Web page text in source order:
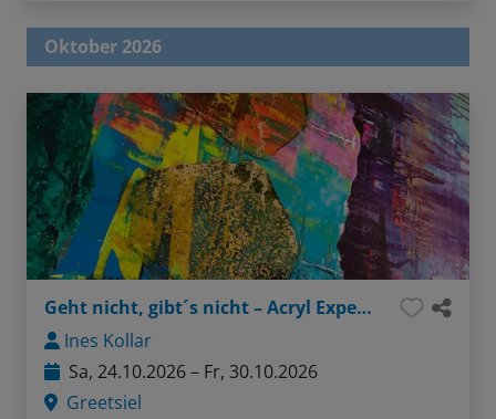
Oktober 2026
Geht nicht, gibt´s nicht – Acryl Experimente
Ines Kollar
Sa, 24.10.2026 – Fr, 30.10.2026
Greetsiel